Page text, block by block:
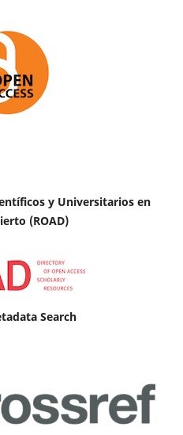
y Universitarios en
(ROAD)
Search